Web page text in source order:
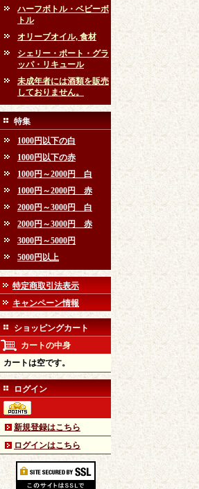
ハーフボトル・ベビーボ
トル
オリーブオイル, 食材
シェリー・ポート・グラ
ッパ・リキュール
未成年者には酒類を販売
しておりません。
特集
1000円以下の白
1000円以下の赤
1000円～2000円 白
1000円～2000円 赤
2000円～3000円 白
2000円～3000円 赤
3000円～5000円
5000円以上
特定商取引法表示
キャンペーン情報
ショッピングカート
カートの中身
カートは空です。
ログイン
新規登録はこちら
ログインはこちら